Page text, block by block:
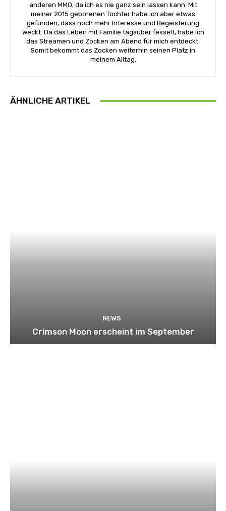
anderen MMO, da ich es nie ganz sein lassen kann. Mit
meiner 2015 geborenen Tochter habe ich aber etwas
gefunden, dass noch mehr Interesse und Begeisterung
weckt. Da das Leben mit Familie tagsüber fesselt, habe ich
das Streamen und Zocken am Abend für mich entdeckt.
Somit bekommt das Zocken weiterhin seinen Platz in
meinem Alltag.
ÄHNLICHE ARTIKEL
NEWS
Crimson Moon erscheint im September